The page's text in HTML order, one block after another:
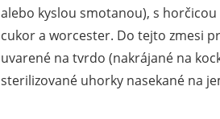
alebo kyslou smotanou), s
cukor a worcester. Do tejto zmesi
uvarené na tvrdo (nakrájané na
sterilizované uhorky nasekané na